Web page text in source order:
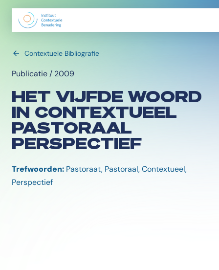
Contextuele Bibliografie
Publicatie / 2009
HET VIJFDE WOORD
IN CONTEXTUEEL
PASTORAAL
PERSPECTIEF
Trefwoorden: Pastoraat, Pastoraal, Contextueel,
Perspectief